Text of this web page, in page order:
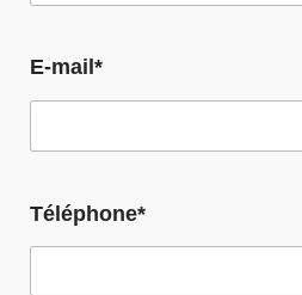
E-mail*
Téléphone*